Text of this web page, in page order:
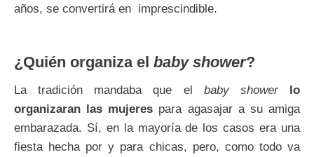
años, se convertirá en imprescindible.
¿Quién organiza el baby shower?
La tradición mandaba que el baby shower
lo
organizaran las mujeres para agasajar a su amiga
embarazada. Sí, en la mayoría de los casos era una
fiesta hecha por y para chicas, pero, como todo va